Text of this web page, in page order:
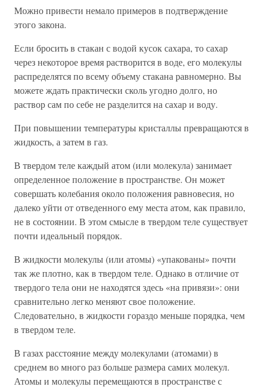
Можно привести немало примеров в подтверждение
этого закона.
Если бросить в стакан с водой кусок сахара, то сахар
через некоторое время растворится в воде, его молекулы
распределятся по всему объему стакана равномерно. Вы
можете ждать практически сколь угодно долго, но
раствор сам по себе не разделится на сахар и воду.
При повышении температуры кристаллы превращаются в
жидкость, а затем в газ.
В твердом теле каждый атом (или молекула) занимает
определенное положение в пространстве. Он может
совершать колебания около положения равновесия, но
далеко уйти от отведенного ему места атом, как правило,
не в состоянии. В этом смысле в твердом теле существует
почти идеальный порядок.
В жидкости молекулы (или атомы) «упакованы» почти
так же плотно, как в твердом теле. Однако в отличие от
твердого тела они не находятся здесь «на привязи»: они
сравнительно легко меняют свое положение.
Следовательно, в жидкости гораздо меньше порядка, чем
в твердом теле.
В газах расстояние между молекулами (атомами) в
среднем во много раз больше размера самих молекул.
Атомы и молекулы перемещаются в пространстве с